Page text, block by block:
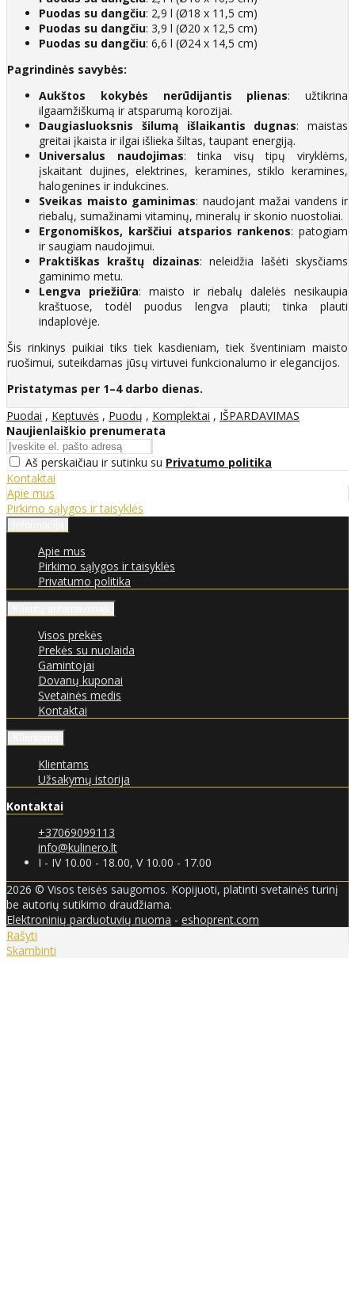
Puodas su dangčiu: 2,9 l (Ø18 x 11,5 cm)
Puodas su dangčiu: 3,9 l (Ø20 x 12,5 cm)
Puodas su dangčiu: 6,6 l (Ø24 x 14,5 cm)
Pagrindinės savybės:
Aukštos kokybės nerūdijantis plienas: užtikrina
ilgaamžiškumą ir atsparumą korozijai.
Daugiasluoksnis šilumą išlaikantis dugnas: maistas
greitai įkaista ir ilgai išlieka šiltas, taupant energiją.
Universalus naudojimas: tinka visų tipų viryklėms,
įskaitant dujines, elektrines, keramines, stiklo keramines,
halogenines ir indukcines.
Sveikas maisto gaminimas: naudojant mažai vandens ir
riebalų, sumažinami vitaminų, mineralų ir skonio nuostoliai.
Ergonomiškos, karščiui atsparios rankenos: patogiam
ir saugiam naudojimui.
Praktiškas kraštų dizainas: neleidžia lašėti skysčiams
gaminimo metu.
Lengva priežiūra: maisto ir riebalų dalelės nesikaupia
kraštuose, todėl puodus lengva plauti; tinka plauti
indaplovėje.
Šis rinkinys puikiai tiks tiek kasdieniam, tiek šventiniam maisto
ruošimui, suteikdamas jūsų virtuvei funkcionalumo ir elegancijos.
Pristatymas per 1–4 darbo dienas.
Puodai , Keptuvės , Puodų , Komplektai , IŠPARDAVIMAS
Naujienlaiškio prenumerata
Aš perskaičiau ir sutinku su Privatumo politika
Kontaktai
Apie mus
Pirkimo sąlygos ir taisyklės
Apie mus
Pirkimo sąlygos ir taisyklės
Privatumo politika
Visos prekės
Prekės su nuolaida
Gamintojai
Dovanų kuponai
Svetainės medis
Kontaktai
Klientams
Užsakymų istorija
Kontaktai
+37069099113
info@kulinero.lt
I - IV 10.00 - 18.00, V 10.00 - 17.00
2026 © Visos teisės saugomos. Kopijuoti, platinti svetainės turinį
be autorių sutikimo draudžiama.
Elektroninių parduotuvių nuoma - eshoprent.com
Rašyti
Skambinti